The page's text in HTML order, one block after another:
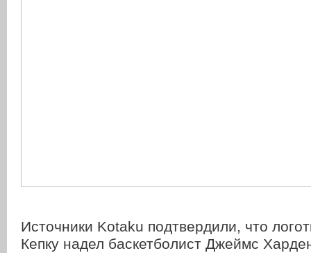
Источники Kotaku подтвердили, что
Кепку надел баскетболист Джеймс